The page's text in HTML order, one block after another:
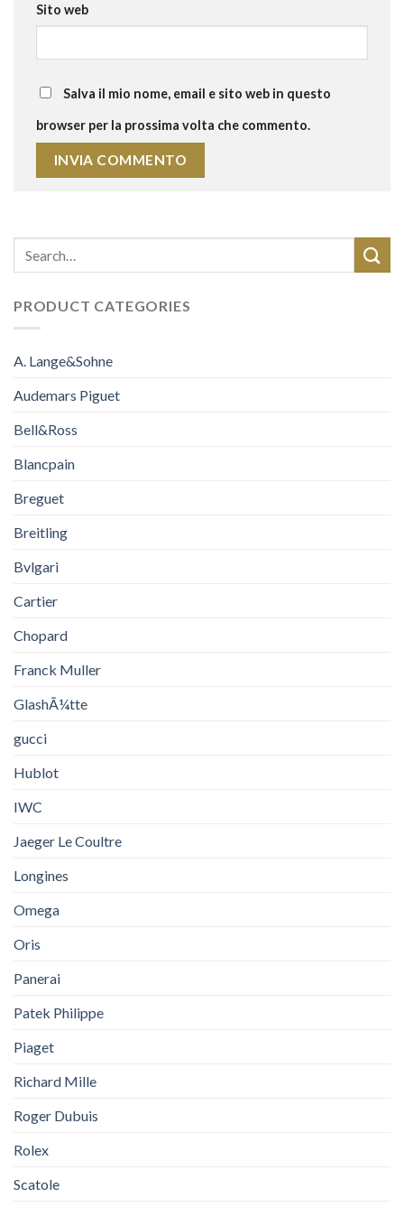
Sito web
Salva il mio nome, email e sito web in questo
browser per la prossima volta che commento.
PRODUCT CATEGORIES
A. Lange&Sohne
Audemars Piguet
Bell&Ross
Blancpain
Breguet
Breitling
Bvlgari
Cartier
Chopard
Franck Muller
GlashÃ¼tte
gucci
Hublot
IWC
Jaeger Le Coultre
Longines
Omega
Oris
Panerai
Patek Philippe
Piaget
Richard Mille
Roger Dubuis
Rolex
Scatole